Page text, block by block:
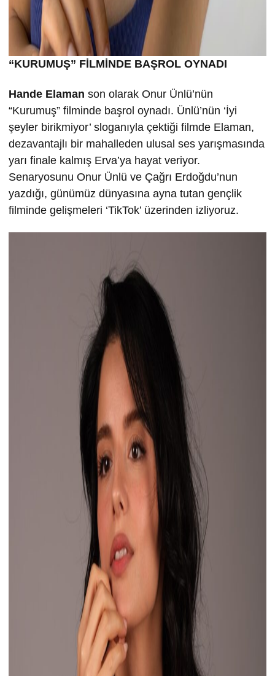
“KURUMUŞ” FİLMİNDE BAŞROL OYNADI
Hande Elaman son olarak Onur Ünlü’nün
“Kurumuş” filminde başrol oynadı. Ünlü’nün ‘İyi
şeyler birikmiyor’ sloganıyla çektiği filmde Elaman,
dezavantajlı bir mahalleden ulusal ses yarışmasında
yarı finale kalmış Erva’ya hayat veriyor.
Senaryosunu Onur Ünlü ve Çağrı Erdoğdu’nun
yazdığı, günümüz dünyasına ayna tutan gençlik
filminde gelişmeleri ‘TikTok’ üzerinden izliyoruz.